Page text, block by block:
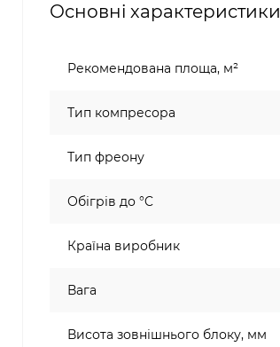
Основні характеристики
Рекомендована площа, м²
Тип компресора
Тип фреону
Обігрів до °C
Країна виробник
Вага
Висота зовнішнього блоку, мм